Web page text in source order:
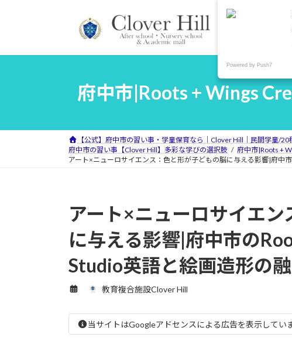
プ
動
府中市|Roots + Wings
【公式】府中市の習い事・学童保育なら｜Clover Hill｜民間学童/
府中市の習い事【Clover Hill】多彩な学びの選択肢
府中市|Roots +
アート×ニューロサイエンス：色と形が子どもの脳に与える影響|府中
アート×ニューロサイエ
に与える影響|府中市の
Studio英語と絵画造形の
教育複合施設Clover Hill
当サイトはGoogleアドセンスによる広告を表示していま
Powered by Push7